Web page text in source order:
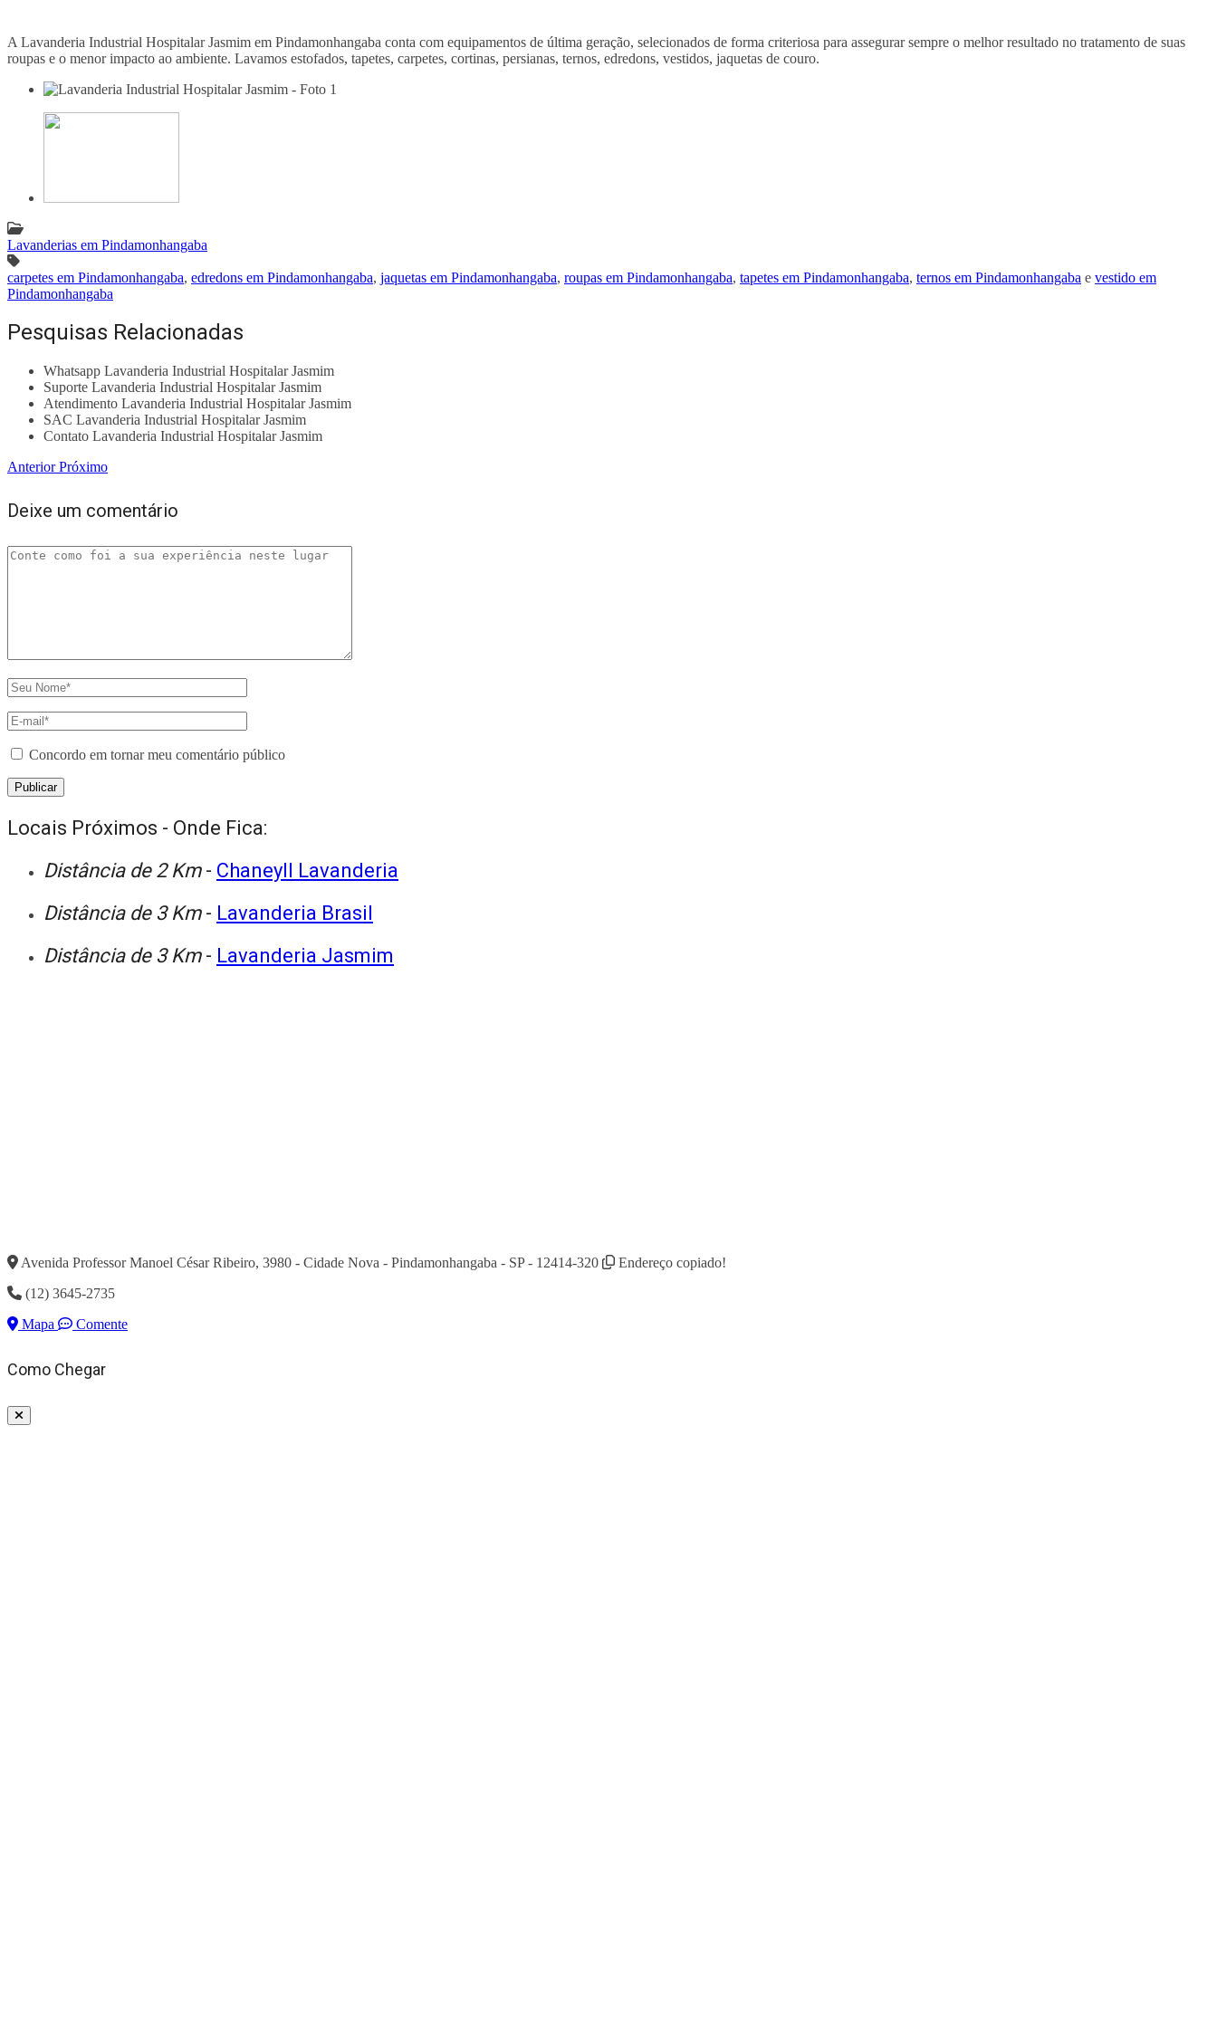
A Lavanderia Industrial Hospitalar Jasmim em Pindamonhangaba conta com equipamentos de última geração, selecionados de forma criteriosa para assegurar sempre o melhor resultado no tratamento de suas
roupas e o menor impacto ao ambiente. Lavamos estofados, tapetes, carpetes, cortinas, persianas, ternos, edredons, vestidos, jaquetas de couro.
Lavanderias em Pindamonhangaba
carpetes em Pindamonhangaba, edredons em Pindamonhangaba, jaquetas em Pindamonhangaba, roupas em Pindamonhangaba, tapetes em Pindamonhangaba, ternos em Pindamonhangaba e vestido em
Pindamonhangaba
Pesquisas Relacionadas
Whatsapp Lavanderia Industrial Hospitalar Jasmim
Suporte Lavanderia Industrial Hospitalar Jasmim
Atendimento Lavanderia Industrial Hospitalar Jasmim
SAC Lavanderia Industrial Hospitalar Jasmim
Contato Lavanderia Industrial Hospitalar Jasmim
AnteriorPróximo
Deixe um comentário
Concordo em tornar meu comentário público
Locais Próximos - Onde Fica:
Distância de 2 Km - Chaneyll Lavanderia
Distância de 3 Km - Lavanderia Brasil
Distância de 3 Km - Lavanderia Jasmim
Avenida Professor Manoel César Ribeiro, 3980 - Cidade Nova - Pindamonhangaba - SP - 12414-320
Endereço copiado!
(12) 3645-2735
Mapa
Comente
Como Chegar